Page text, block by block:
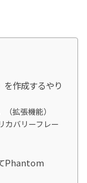
作成するやり
拡張機能）
カバリーフレー
Phantom